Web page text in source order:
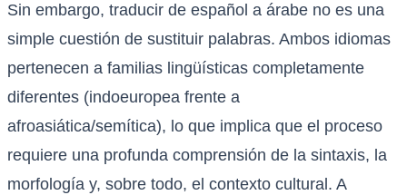
Sin embargo, traducir de español a árabe no es una
simple cuestión de sustituir palabras. Ambos idiomas
pertenecen a familias lingüísticas completamente
diferentes (indoeuropea frente a
afroasiática/semítica), lo que implica que el proceso
requiere una profunda comprensión de la sintaxis, la
morfología y, sobre todo, el contexto cultural. A